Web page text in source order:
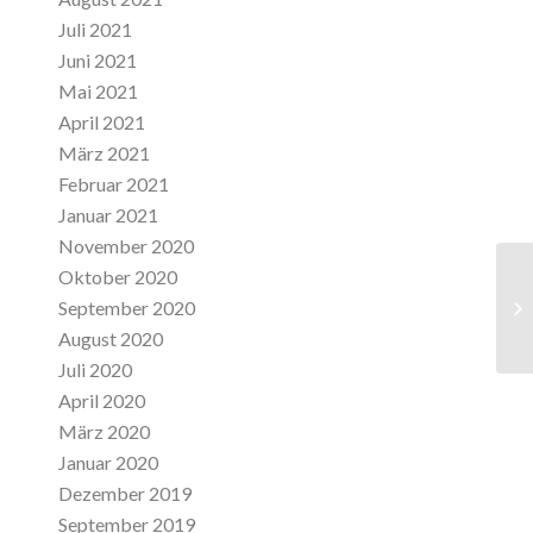
Juli 2021
Juni 2021
Mai 2021
April 2021
März 2021
Februar 2021
Januar 2021
November 2020
Oktober 2020
September 2020
August 2020
Juli 2020
April 2020
März 2020
Januar 2020
Dezember 2019
September 2019